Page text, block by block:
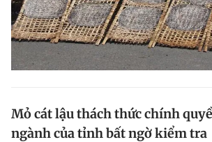
Mỏ cát lậu thách thức chính
ngành của tỉnh bất ngờ kiểm tra